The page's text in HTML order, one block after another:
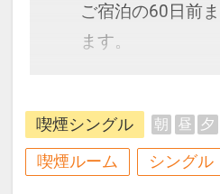
ご宿泊の60日前
ます。
す。全室シモンズ
適♪
喫煙シングル 朝 昼 夕
喫煙ルーム シングル